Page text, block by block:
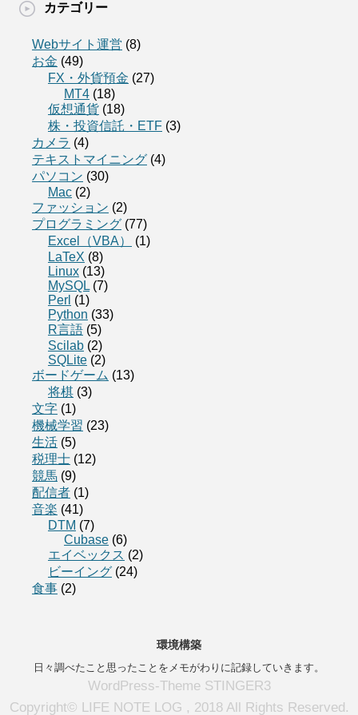
カテゴリー
Webサイト運営 (8)
お金 (49)
FX・外貨預金 (27)
MT4 (18)
仮想通貨 (18)
株・投資信託・ETF (3)
カメラ (4)
テキストマイニング (4)
パソコン (30)
Mac (2)
ファッション (2)
プログラミング (77)
Excel（VBA）
(1)
LaTeX (8)
Linux (13)
MySQL (7)
Perl (1)
Python (33)
R言語 (5)
Scilab (2)
SQLite (2)
ボードゲーム (13)
将棋 (3)
文字 (1)
機械学習 (23)
生活 (5)
税理士 (12)
競馬 (9)
配信者 (1)
音楽 (41)
DTM (7)
Cubase (6)
エイベックス (2)
ビーイング (24)
食事 (2)
環境構築
日々調べたこと思ったことをメモがわりに記録していきます。
WordPress-Theme STINGER3
Copyright© LIFE NOTE LOG , 2018 All Rights Reserved.